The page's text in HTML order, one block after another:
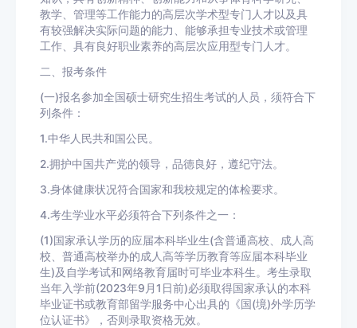
教学、管理等工作能力的高层次学术型专门人才以及具
有较强解决实际问题的能力、能够承担专业技术或管理
工作、具有良好职业素养的高层次应用型专门人才。
二、报考条件
(一)报名参加全国硕士研究生招生考试的人员，须符合下
列条件：
1.中华人民共和国公民。
2.拥护中国共产党的领导，品德良好，遵纪守法。
3.身体健康状况符合国家和我校规定的体检要求。
4.考生学业水平必须符合下列条件之一：
(1)国家承认学历的应届本科毕业生(含普通高校、成人高
校、普通高校举办的成人高等学历教育等应届本科毕业
生)及自学考试和网络教育届时可毕业本科生。考生录取
当年入学前(2023年9月1日前)必须取得国家承认的本科
毕业证书或教育部留学服务中心出具的《国(境)外学历学
位认证书》，否则录取资格无效。